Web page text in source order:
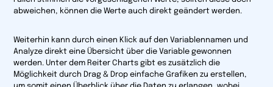
abweichen, können die Werte auch direkt geändert werden.
Weiterhin kann durch einen Klick auf den Variablennamen und
Analyze direkt eine Übersicht über die Variable gewonnen
werden. Unter dem ReiterCharts gibt es zusätzlich die
Möglichkeit durch Drag & Drop einfache Grafiken zu erstellen,